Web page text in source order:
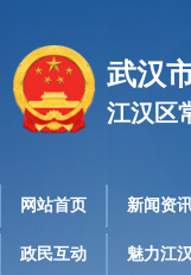
武汉
江汉区
网站首页 新闻资
政民互动 魅力江汉